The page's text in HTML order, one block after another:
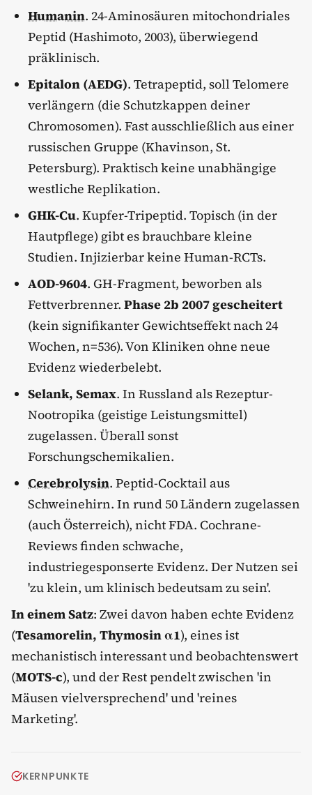
Humanin. 24-Aminosäuren mitochondriales
Peptid (Hashimoto, 2003), überwiegend
präklinisch.
Epitalon (AEDG). Tetrapeptid, soll Telomere
verlängern (die Schutzkappen deiner
Chromosomen). Fast ausschließlich aus einer
russischen Gruppe (Khavinson, St.
Petersburg). Praktisch keine unabhängige
westliche Replikation.
GHK-Cu. Kupfer-Tripeptid. Topisch (in der
Hautpflege) gibt es brauchbare kleine
Studien. Injizierbar keine Human-RCTs.
AOD-9604. GH-Fragment, beworben als
Fettverbrenner. Phase 2b 2007 gescheitert
(kein signifikanter Gewichtseffekt nach 24
Wochen, n=536). Von Kliniken ohne neue
Evidenz wiederbelebt.
Selank, Semax. In Russland als Rezeptur-
Nootropika (geistige Leistungsmittel)
zugelassen. Überall sonst
Forschungschemikalien.
Cerebrolysin. Peptid-Cocktail aus
Schweinehirn. In rund 50 Ländern zugelassen
(auch Österreich), nicht FDA. Cochrane-
Reviews finden schwache,
industriegesponserte Evidenz. Der Nutzen sei
'zu klein, um klinisch bedeutsam zu sein'.
In einem Satz: Zwei davon haben echte Evidenz
(Tesamorelin, Thymosin α1), eines ist
mechanistisch interessant und beobachtenswert
(MOTS-c), und der Rest pendelt zwischen 'in
Mäusen vielversprechend' und 'reines
Marketing'.
KERNPUNKTE